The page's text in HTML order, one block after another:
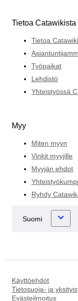
Tietoa Catawikista
Tietoa
Työpaikat
Lehdistö
Yhteistyössä
Myy
Miten myyn
Vinkit myyjille
Myyjän ehdot
Ryhdy
Käyttöehdot
Tietosuoja- ja
Evästeilmoitus